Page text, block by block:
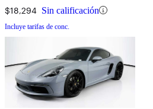
$18,294 Sin calificación
Incluye tarifas de conc.